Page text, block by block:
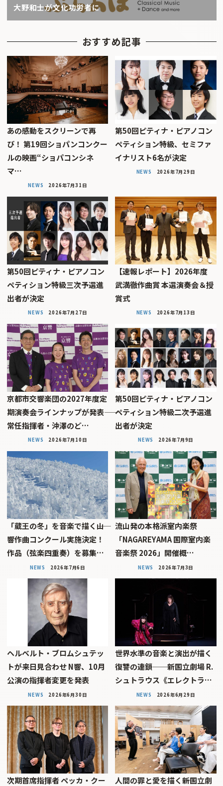
大野和士が文化功労者に
おすすめ記事
あの感動をスクリーンで再
び！ 第19回ショパンコンクー
ルの映画“ショパコンシネ
マ…
NEWS 2026年7月31日
第50回ピティナ・ピアノコン
ペティション特級、セミファ
イナリスト6名が決定
NEWS 2026年7月29日
第50回ピティナ・ピアノコン
ペティション特級三次予選進
出者が決定
NEWS 2026年7月27日
【速報レポート】2026年度
武満徹作曲賞 本選演奏会＆授
賞式
NEWS 2026年7月13日
京都市交響楽団の2027年度定
期演奏会ラインナップが発表――
常任指揮者・沖澤のど…
NEWS 2026年7月10日
第50回ピティナ・ピアノコン
ペティション特級二次予選進
出者が決定
NEWS 2026年7月9日
「蔵王の冬」を音楽で描く――山
響作曲コンクール実施決定！
作品（弦楽四重奏）を募集…
NEWS 2026年7月6日
流山発の本格派室内楽祭
「NAGAREYAMA 国際室内楽
音楽祭 2026」開催概…
NEWS 2026年7月3日
ヘルベルト・ブロムシュテッ
トが来日見合わせ N響、10月
公演の指揮者変更を発表
NEWS 2026年6月30日
世界水準の音楽と演出が描く
復讐の連鎖──新国立劇場 R.
シュトラウス《エレクトラ…
NEWS 2026年6月29日
次期首席指揮者 ペッカ・クー
人間の罪と愛を描く――新国立劇